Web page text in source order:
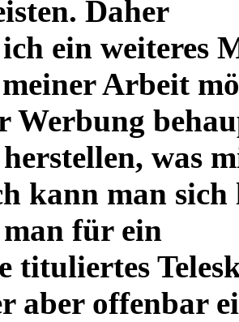
Daher
ein weiteres
Arbeit
Werbung
was
kann man sich
für ein
tituliertes
aber offenbar